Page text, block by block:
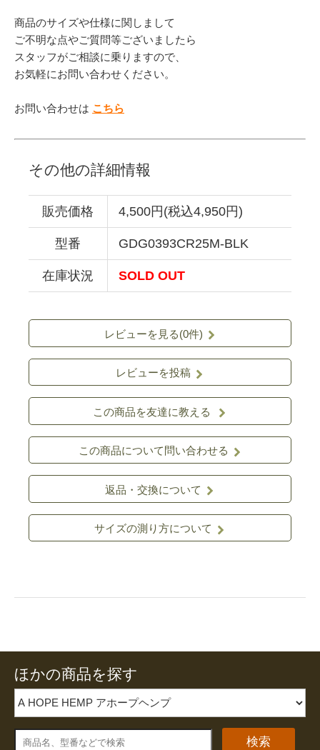
商品のサイズや仕様に関しまして
ご不明な点やご質問等ございましたら
スタッフがご相談に乗りますので、
お気軽にお問い合わせください。
お問い合わせは こちら
その他の詳細情報
販売価格 4,500円(税込4,950円)
型番 GDG0393CR25M-BLK
在庫状況 SOLD OUT
レビューを見る(0件)
レビューを投稿
この商品を友達に教える
この商品について問い合わせる
返品・交換について
サイズの測り方について
ほかの商品を探す
検索